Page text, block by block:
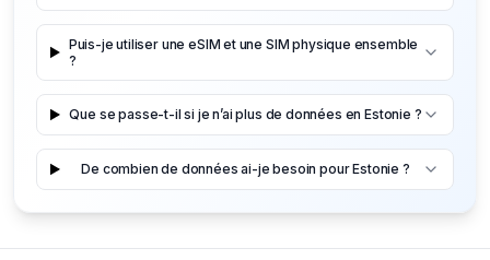
Puis-je utiliser une eSIM et une SIM physique ensemble
?
Que se passe-t-il si je n’ai plus de données en Estonie ?
De combien de données ai-je besoin pour Estonie ?